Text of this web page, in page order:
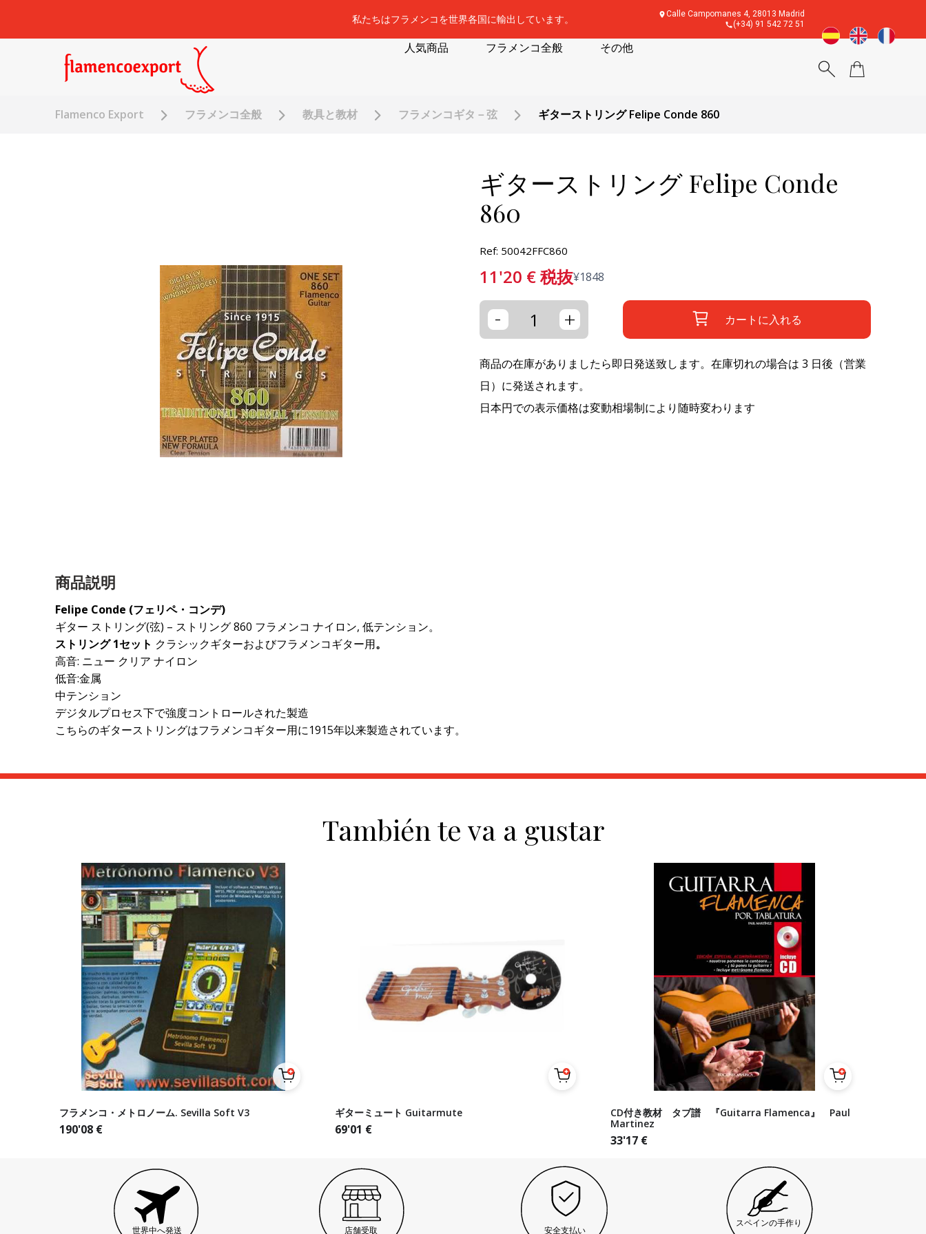
私たちはフラメンコを世界各国に輸出しています。
Calle Campomanes 4, 28013 Madrid
(+34) 91 542 72 51
人気商品 フラメンコ全般 その他
Flamenco Export フラメンコ全般 教具と教材 フラメンコギタ－弦 ギターストリング Felipe Conde 860
ギターストリング Felipe Conde
860
Ref: 50042FFC860
11'20 €税抜¥1848
- + カートに入れる
商品の在庫がありましたら即日発送致します。在庫切れの場合は 3 日後（営業
日）に発送されます。
日本円での表示価格は変動相場制により随時変わります
商品説明
Felipe Conde (フェリペ・コンデ)
ギター ストリング(弦) – ストリング 860 フラメンコ ナイロン, 低テンション。
ストリング 1セット クラシックギターおよびフラメンコギター用。
高音: ニュー クリア ナイロン
低音:金属
中テンション
デジタルプロセス下で強度コントロールされた製造
こちらのギターストリングはフラメンコギター用に1915年以来製造されています。
También te va a gustar
フラメンコ・メトロノーム. Sevilla Soft V3
190'08 €
ギターミュート Guitarmute
69'01 €
CD付き教材 タブ譜 『Guitarra Flamenca』 Paul
Martinez
33'17 €
世界中へ発送 店舗受取 安全支払い
スペインの手作り